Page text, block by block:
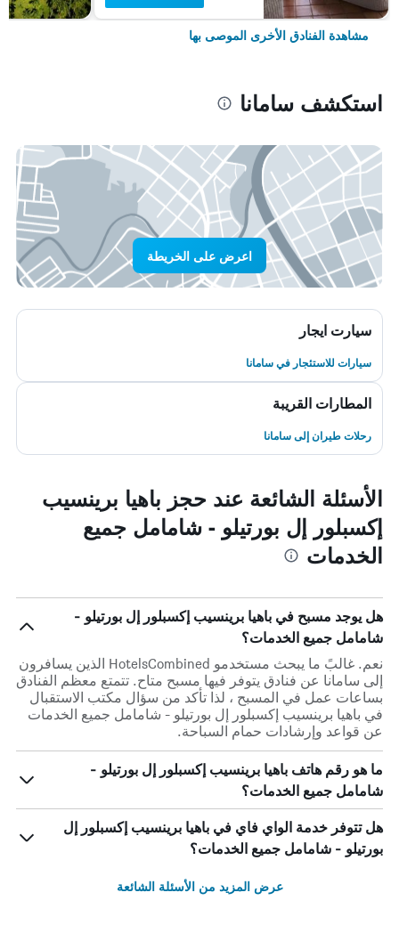
مشاهدة الفنادق الأخرى الموصى بها
استكشف سامانا
اعرض على الخريطة
سيارت ايجار
سيارات للاستئجار في سامانا
المطارات القريبة
رحلات طيران إلى سامانا
الأسئلة الشائعة عند حجز باهيا برينسيب
إكسبلور إل بورتيلو - شامامل جميع
الخدمات
هل يوجد مسبح في باهيا برينسيب إكسبلور إل بورتيلو -
شامامل جميع الخدمات؟
نعم. غالبً ما يبحث مستخدمو HotelsCombined الذين يسافرون
إلى سامانا عن فنادق يتوفر فيها مسبح متاح. تتمتع معظم الفنادق
بساعات عمل في المسبح ، لذا تأكد من سؤال مكتب الاستقبال
في باهيا برينسيب إكسبلور إل بورتيلو - شامامل جميع الخدمات
عن قواعد وإرشادات حمام السباحة.
ما هو رقم هاتف باهيا برينسيب إكسبلور إل بورتيلو -
شامامل جميع الخدمات؟
هل تتوفر خدمة الواي فاي في باهيا برينسيب إكسبلور إل
بورتيلو - شامامل جميع الخدمات؟
عرض المزيد من الأسئلة الشائعة